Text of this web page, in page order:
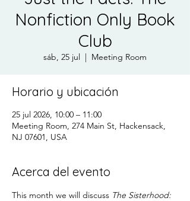
Nonfiction Only Book
Club
sáb, 25 jul
  |
Meeting Room
Horario y ubicación
25 jul 2026, 10:00 – 11:00
Meeting Room, 274 Main St, Hackensack,
NJ 07601, USA
Acerca del evento
This month we will discuss The Sisterhood: